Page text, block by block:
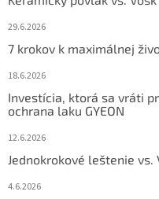
29.6.2026
7 krokov k maximálnej
18.6.2026
Investícia, ktorá sa vráti
ochrana laku GYEON
12.6.2026
Jednokrokové leštenie
4.6.2026